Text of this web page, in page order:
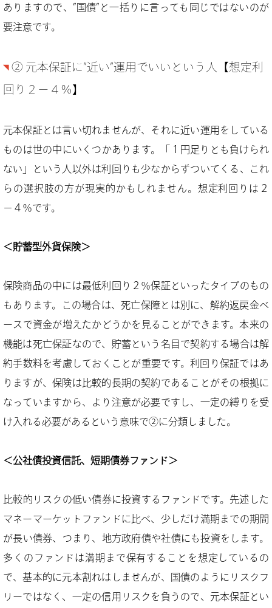
ありますので、”国債”と一括りに言っても同じではないのが
要注意です。
② 元本保証に”近い”運用でいいという人【想定利
回り２−４％】
元本保証とは言い切れませんが、それに近い運用をしている
ものは世の中にいくつかあります。「１円足りとも負けられ
ない」という人以外は利回りも少なからずついてくる、これ
らの選択肢の方が現実的かもしれません。想定利回りは２
−４％です。
＜貯蓄型外貨保険＞
保険商品の中には最低利回り２％保証といったタイプのもの
もあります。この場合は、死亡保障とは別に、解約返戻金ベ
ースで資金が増えたかどうかを見ることができます。本来の
機能は死亡保証なので、貯蓄という名目で契約する場合は解
約手数料を考慮しておくことが重要です。利回り保証ではあ
りますが、保険は比較的長期の契約であることがその根拠に
なっていますから、より注意が必要ですし、一定の縛りを受
け入れる必要があるという意味で②に分類しました。
＜公社債投資信託、短期債券ファンド＞
比較的リスクの低い債券に投資するファンドです。先述した
マネーマーケットファンドに比べ、少しだけ満期までの期間
が長い債券、つまり、地方政府債や社債にも投資をします。
多くのファンドは満期まで保有することを想定しているの
で、基本的に元本割れはしませんが、国債のようにリスクフ
リーではなく、一定の信用リスクを負うので、元本保証とい